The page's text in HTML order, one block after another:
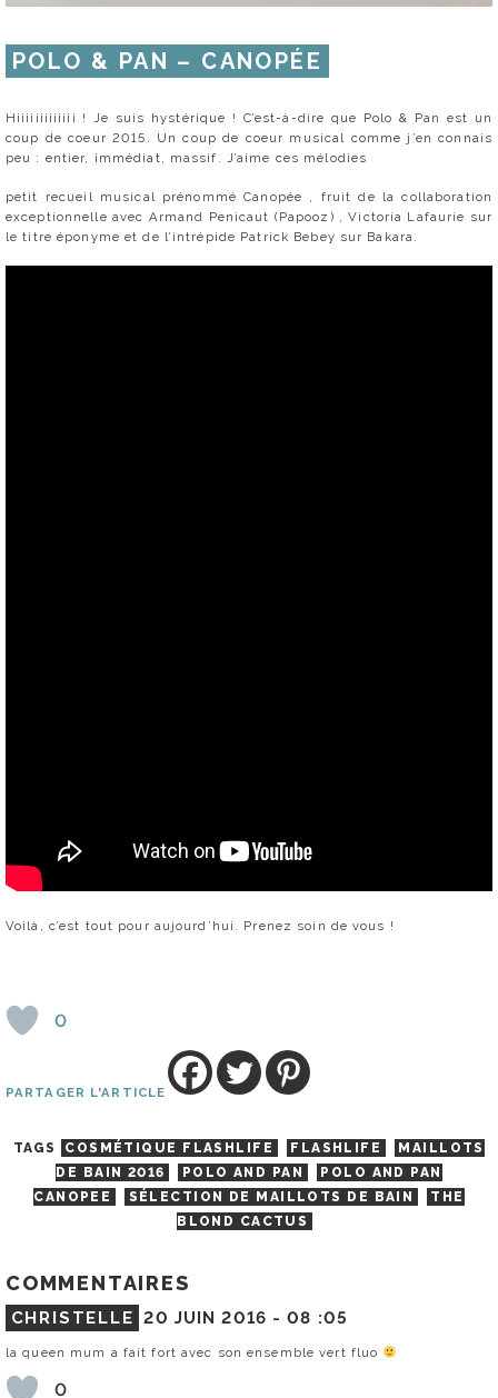
POLO & PAN – CANOPÉE
Hiiiiiiiiiiiii ! Je suis hystérique ! C’est-à-dire que Polo & Pan est un
coup de coeur 2015. Un coup de coeur musical comme j’en connais
peu : entier, immédiat, massif. J’aime ces mélodies
petit recueil musical prénommé Canopée , fruit de la collaboration
exceptionnelle avec Armand Penicaut (Papooz) , Victoria Lafaurie sur
le titre éponyme et de l’intrépide Patrick Bebey sur Bakara.
Voilà, c’est tout pour aujourd’hui. Prenez soin de vous !
0
PARTAGER L'ARTICLE
TAGS COSMÉTIQUE FLASHLIFE FLASHLIFE
MAILLOTS
DE BAIN 2016
POLO AND PAN
POLO AND PAN
CANOPEE
SÉLECTION DE MAILLOTS DE BAIN
THE
BLOND CACTUS
COMMENTAIRES
CHRISTELLE 20 JUIN 2016 -08 :05
la queen mum a fait fort avec son ensemble vert fluo
0